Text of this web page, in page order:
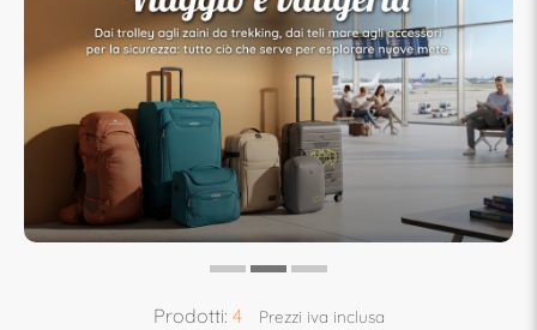
Prodotti: 4 Prezzi iva inclusa